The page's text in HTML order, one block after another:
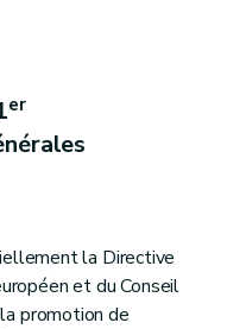
er
la Directive
et du Conseil
promotion de